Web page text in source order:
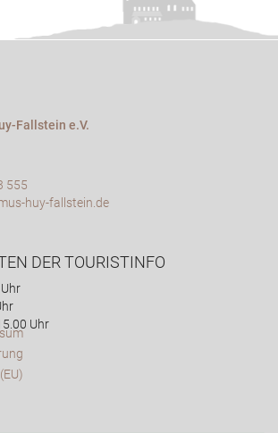
Fallstein e.V.
555
huy-fallstein.de
DER TOURISTINFO
Uhr